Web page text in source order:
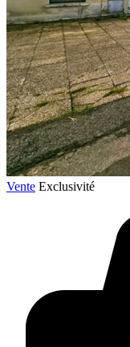
Vente Exclusivité